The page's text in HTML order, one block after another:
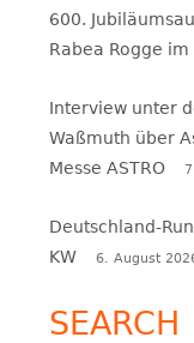
600.
Rabea Rogge
Interview unter
Waßmuth über
Messe ASTRO
Deutschland-
KW
6. August
SEARCH